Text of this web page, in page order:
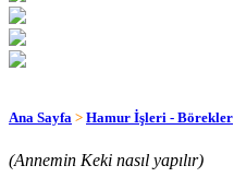
Ana Sayfa > Hamur İşleri - Börekler
(Annemin Keki nasıl yapılır)